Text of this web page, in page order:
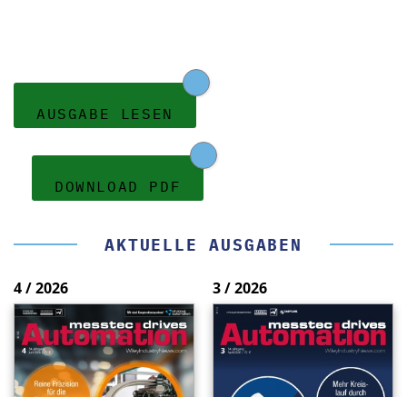
AUSGABE LESEN
DOWNLOAD PDF
AKTUELLE AUSGABEN
4 / 2026 3 / 2026